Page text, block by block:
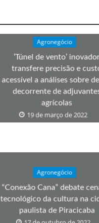
Agronegócio
‘Túnel de vento’
transfere precisão e
acessível a análises sobre
decorrente de
agrícolas
19 de março de 2022
Agronegócio
“Conexão Cana” debate
tecnológico da cultura na
paulista de Piracicaba